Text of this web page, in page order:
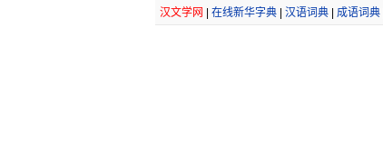
汉文学网 在线新华字典| 汉语词典| 成语词典|